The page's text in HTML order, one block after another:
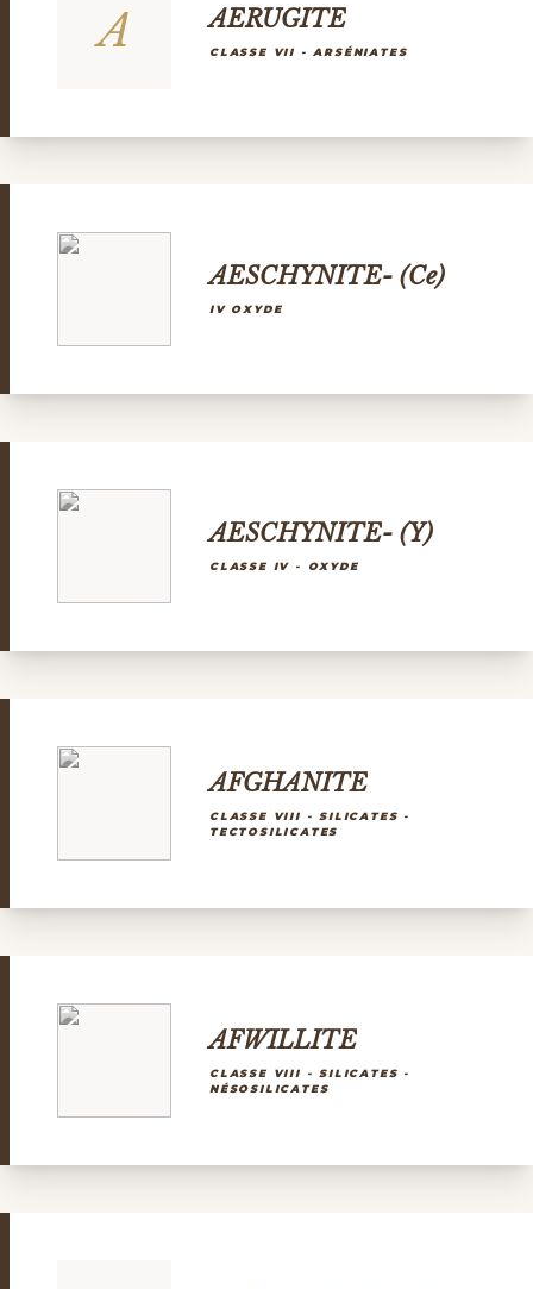
A AERUGITE
CLASSE VII - ARSÉNIATES
AESCHYNITE- (Ce)
IV OXYDE
AESCHYNITE- (Y)
CLASSE IV - OXYDE
AFGHANITE
CLASSE VIII - SILICATES -
TECTOSILICATES
AFWILLITE
CLASSE VIII - SILICATES -
NÉSOSILICATES